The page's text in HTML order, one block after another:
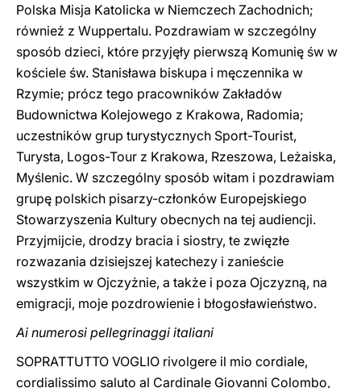
Polska Misja Katolicka w Niemczech Zachodnich;
również z Wuppertalu. Pozdrawiam w szczególny
sposób dzieci, które przyjęły pierwszą Komunię św w
kościele św. Stanisława biskupa i męczennika w
Rzymie; prócz tego pracowników Zakładów
Budownictwa Kolejowego z Krakowa, Radomia;
uczestników grup turystycznych Sport-Tourist,
Turysta, Logos-Tour z Krakowa, Rzeszowa, Leżaiska,
Myślenic. W szczególny sposób witam i pozdrawiam
grupę polskich pisarzy-członków Europejskiego
Stowarzyszenia Kultury obecnych na tej audiencji.
Przyjmijcie, drodzy bracia i siostry, te zwięzłe
rozwazania dzisiejszej katechezy i zanieście
wszystkim w Ojczyżnie, a także i poza Ojczyzną, na
emigracji, moje pozdrowienie i błogosławieństwo.
Ai numerosi pellegrinaggi italiani
SOPRATTUTTO VOGLIO rivolgere il mio cordiale,
cordialissimo saluto al Cardinale Giovanni Colombo,